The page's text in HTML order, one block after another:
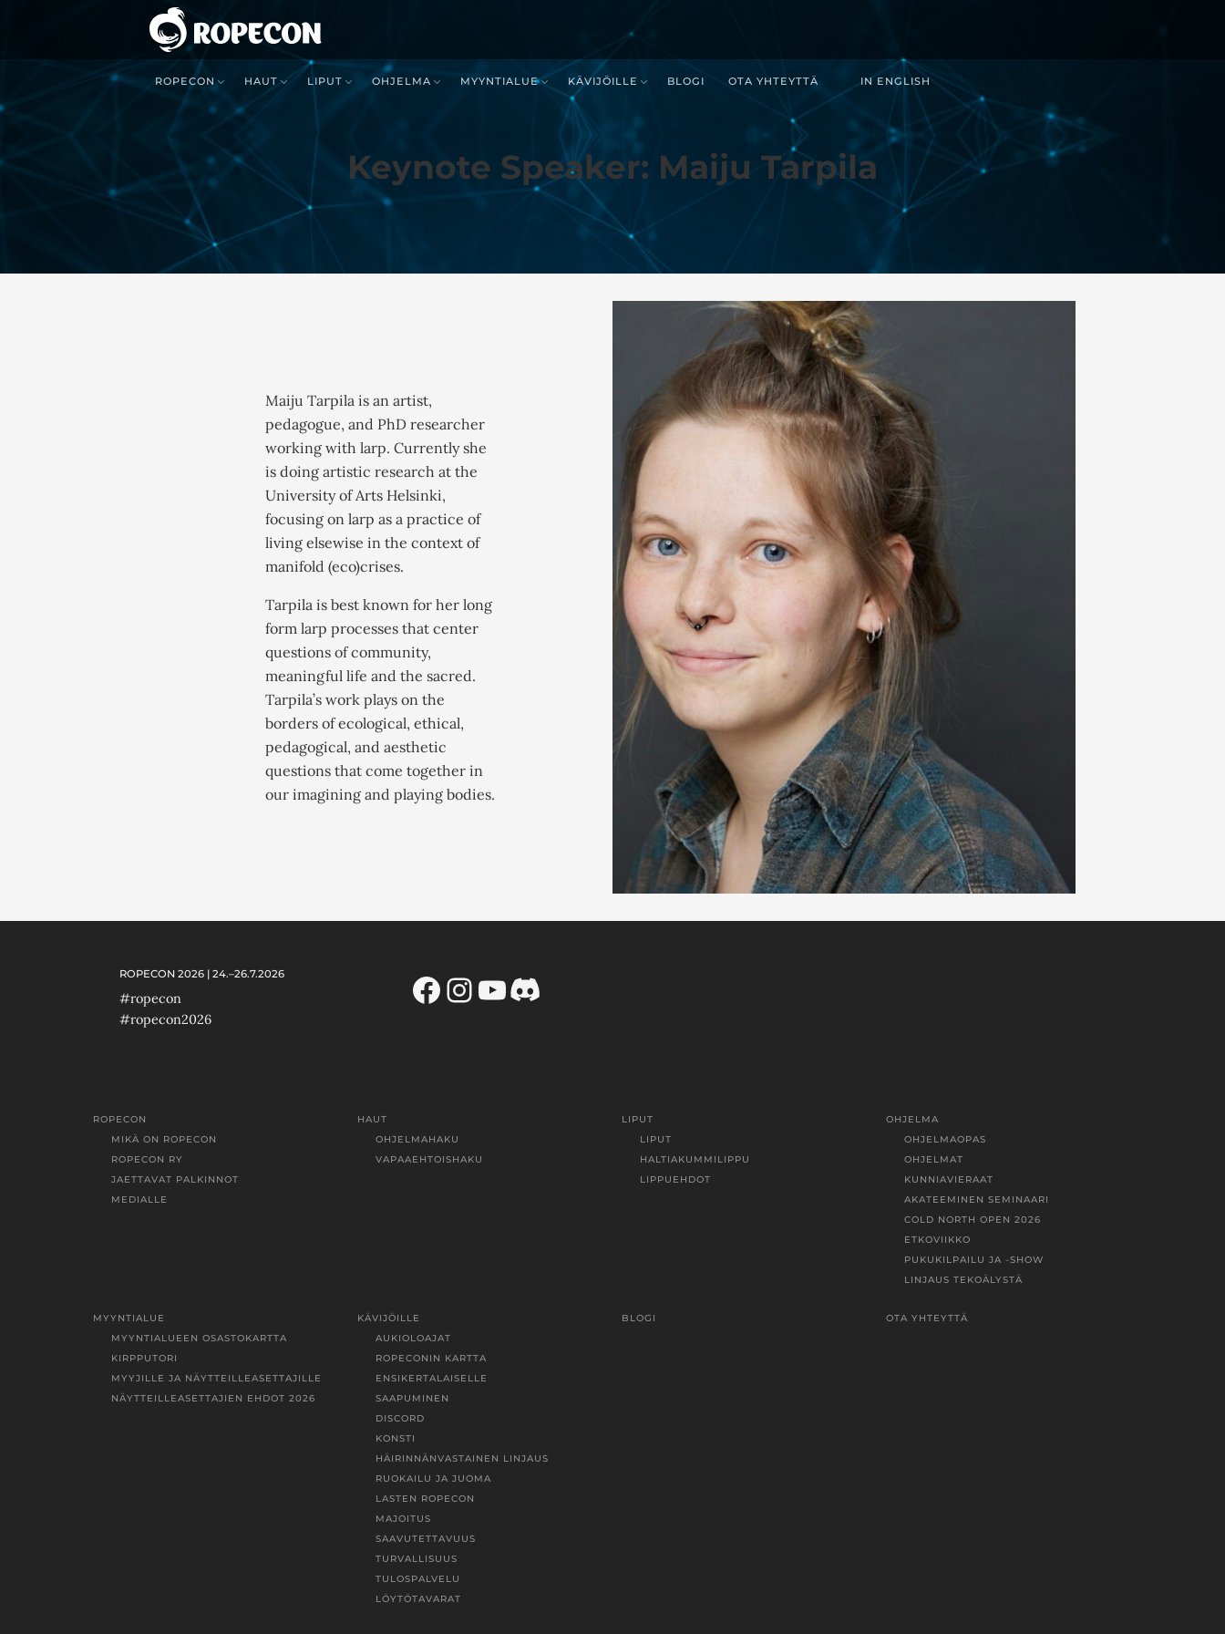
ROPECON HAUT LIPUT OHJELMA MYYNTIALUE KÄVIJÖILLE BLOGI OTA YHTEYTTÄ IN ENGLISH
Keynote Speaker: Maiju Tarpila
Maiju Tarpila is an artist,
pedagogue, and PhD researcher
working with larp. Currently she
is doing artistic research at the
University of Arts Helsinki,
focusing on larp as a practice of
living elsewise in the context of
manifold (eco)crises.
Tarpila is best known for her long
form larp processes that center
questions of community,
meaningful life and the sacred.
Tarpila’s work plays on the
borders of ecological, ethical,
pedagogical, and aesthetic
questions that come together in
our imagining and playing bodies.
ROPECON 2026 | 24.–26.7.2026
#ropecon
#ropecon2026
Facebook
Instagram
YouTube
Discord
ROPECON
MIKÄ ON ROPECON
ROPECON RY
JAETTAVAT PALKINNOT
MEDIALLE
HAUT
OHJELMAHAKU
VAPAAEHTOISHAKU
LIPUT
LIPUT
HALTIAKUMMILIPPU
LIPPUEHDOT
OHJELMA
OHJELMAOPAS
OHJELMAT
KUNNIAVIERAAT
AKATEEMINEN SEMINAARI
COLD NORTH OPEN 2026
ETKOVIIKKO
PUKUKILPAILU JA -SHOW
LINJAUS TEKOÄLYSTÄ
MYYNTIALUE
MYYNTIALUEEN OSASTOKARTTA
KIRPPUTORI
MYYJILLE JA NÄYTTEILLEASETTAJILLE
NÄYTTEILLEASETTAJIEN EHDOT 2026
KÄVIJÖILLE
AUKIOLOAJAT
ROPECONIN KARTTA
ENSIKERTALAISELLE
SAAPUMINEN
DISCORD
KONSTI
HÄIRINNÄNVASTAINEN LINJAUS
RUOKAILU JA JUOMA
LASTEN ROPECON
MAJOITUS
SAAVUTETTAVUUS
TURVALLISUUS
TULOSPALVELU
LÖYTÖTAVARAT
BLOGI OTA YHTEYTTÄ